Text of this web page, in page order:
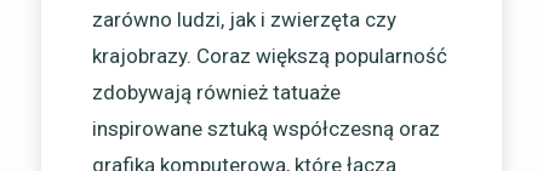
zarówno ludzi, jak i zwierzęta czy
krajobrazy. Coraz większą popularność
zdobywają również tatuaże
inspirowane sztuką współczesną oraz
grafiką komputerową, które łączą